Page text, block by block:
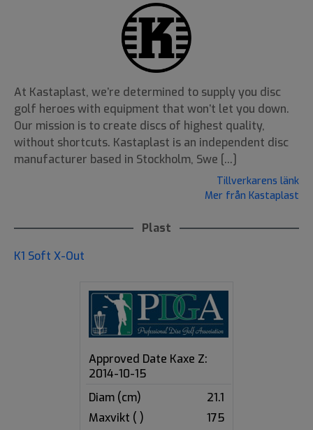
At Kastaplast, we’re determined to supply you disc
golf heroes with equipment that won’t let you down.
Our mission is to create discs of highest quality,
without shortcuts. Kastaplast is an independent disc
manufacturer based in Stockholm, Swe [...]
Tillverkarens länk
Mer från Kastaplast
Plast
K1 Soft X-Out
Approved Date Kaxe Z:
2014-10-15
Diam (cm)
21.1
Maxvikt ( )
175